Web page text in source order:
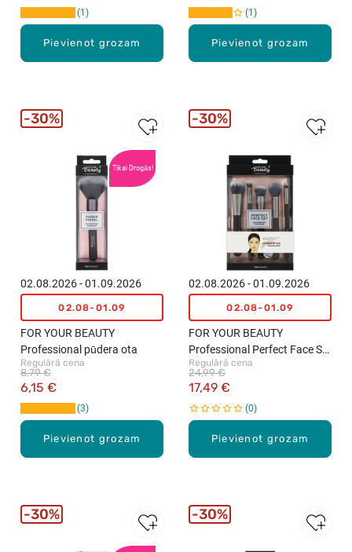
Pievienot grozam
1
Pievienot grozam
1
Tikai Drogās!
Pievienot grozam
02.08.2026 - 01.09.2026
02.08-01.09
FOR YOUR BEAUTY
Professional pūdera ota
Regulārā cena
6,15 €
8,79 €
3
30%
Pievienot grozam
02.08.2026 - 01.09.2026
02.08-01.09
FOR YOUR BEAUTY
Professional Perfect Face Set
otu komplekts "No‑Make‑up
Look & Glow Skin", 5gab.
Regulārā cena
17,49 €
24,99 €
0
30%
30% 30%